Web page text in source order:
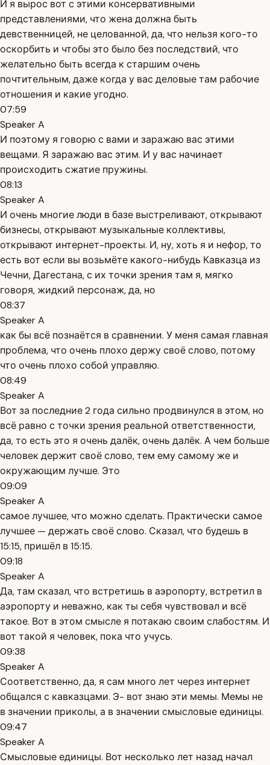
И я вырос вот с этими консервативными
представлениями, что жена должна быть
девственницей, не целованной, да, что нельзя кого-то
оскорбить и чтобы это было без последствий, что
желательно быть всегда к старшим очень
почтительным, даже когда у вас деловые там рабочие
отношения и какие угодно.
07:59
Speaker A
И поэтому я говорю с вами и заражаю вас этими
вещами. Я заражаю вас этим. И у вас начинает
происходить сжатие пружины.
08:13
Speaker A
И очень многие люди в базе выстреливают, открывают
бизнесы, открывают музыкальные коллективы,
открывают интернет-проекты. И, ну, хоть я и нефор, то
есть вот если вы возьмёте какого-нибудь Кавказца из
Чечни, Дагестана, с их точки зрения там я, мягко
говоря, жидкий персонаж, да, но
08:37
Speaker A
как бы всё познаётся в сравнении. У меня самая главная
проблема, что очень плохо держу своё слово, потому
что очень плохо собой управляю.
08:49
Speaker A
Вот за последние 2 года сильно продвинулся в этом, но
всё равно с точки зрения реальной ответственности,
да, то есть это я очень далёк, очень далёк. А чем больше
человек держит своё слово, тем ему самому же и
окружающим лучше. Это
09:09
Speaker A
самое лучшее, что можно сделать. Практически самое
лучшее — держать своё слово. Сказал, что будешь в
15:15, пришёл в 15:15.
09:18
Speaker A
Да, там сказал, что встретишь в аэропорту, встретил в
аэропорту и неважно, как ты себя чувствовал и всё
такое. Вот в этом смысле я потакаю своим слабостям. И
вот такой я человек, пока что учусь.
09:38
Speaker A
Соответственно, да, я сам много лет через интернет
общался с кавказцами. Э- вот знаю эти мемы. Мемы не
в значении приколы, а в значении смысловые единицы.
09:47
Speaker A
Смысловые единицы. Вот несколько лет назад начал